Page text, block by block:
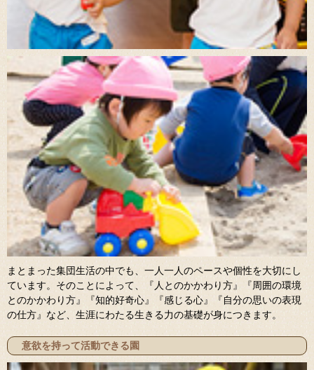
まとまった集団生活の中でも、一人一人のペースや個性を大切にし
ています。そのことによって、『人とのかかわり方』『周囲の環境
とのかかわり方』『知的好奇心』『感じる心』『自分の思いの表現
の仕方』など、生涯にわたる生きる力の基礎が身につきます。
意欲を持って活動できる園